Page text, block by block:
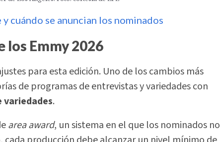
cuándo se anuncian los nominados
los Emmy 2026
para esta edición. Uno de los cambios más
de programas de entrevistas y variedades con
variedades.
area award, un sistema en el que los nominados no